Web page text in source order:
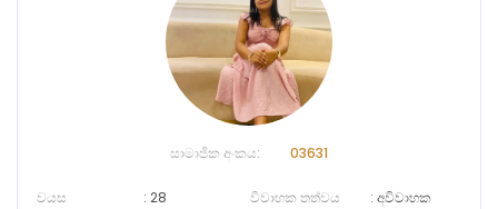
සාමාජික අංකය: 03631
වයස 28 විවාහක තත්වය
අවිවාහක